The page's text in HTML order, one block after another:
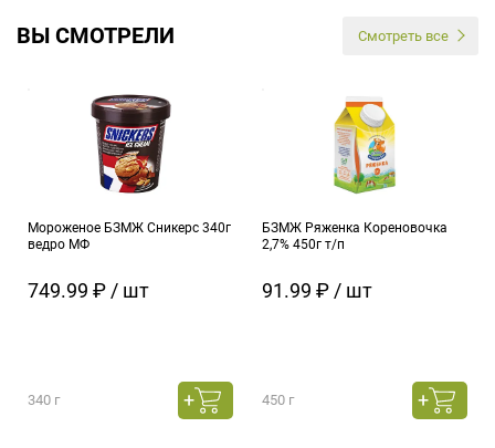
ВЫ СМОТРЕЛИ Смотреть все
Мороженое БЗМЖ Сникерс 340г
ведро МФ
749.99 ₽ / шт
340 г
БЗМЖ Ряженка Кореновочка
2,7% 450г т/п
91.99 ₽ / шт
450 г